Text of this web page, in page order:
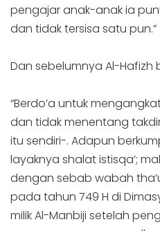
pengajar anak-anak ia
dan tidak tersisa satu pun.”
Dan sebelumnya Al-Hafizh
“Berdo’a untuk
dan tidak menentang
itu sendiri-. Adapun
layaknya shalat istisqa’;
dengan sebab wabah
pada tahun 749 H di
milik Al-Manbiji setelah